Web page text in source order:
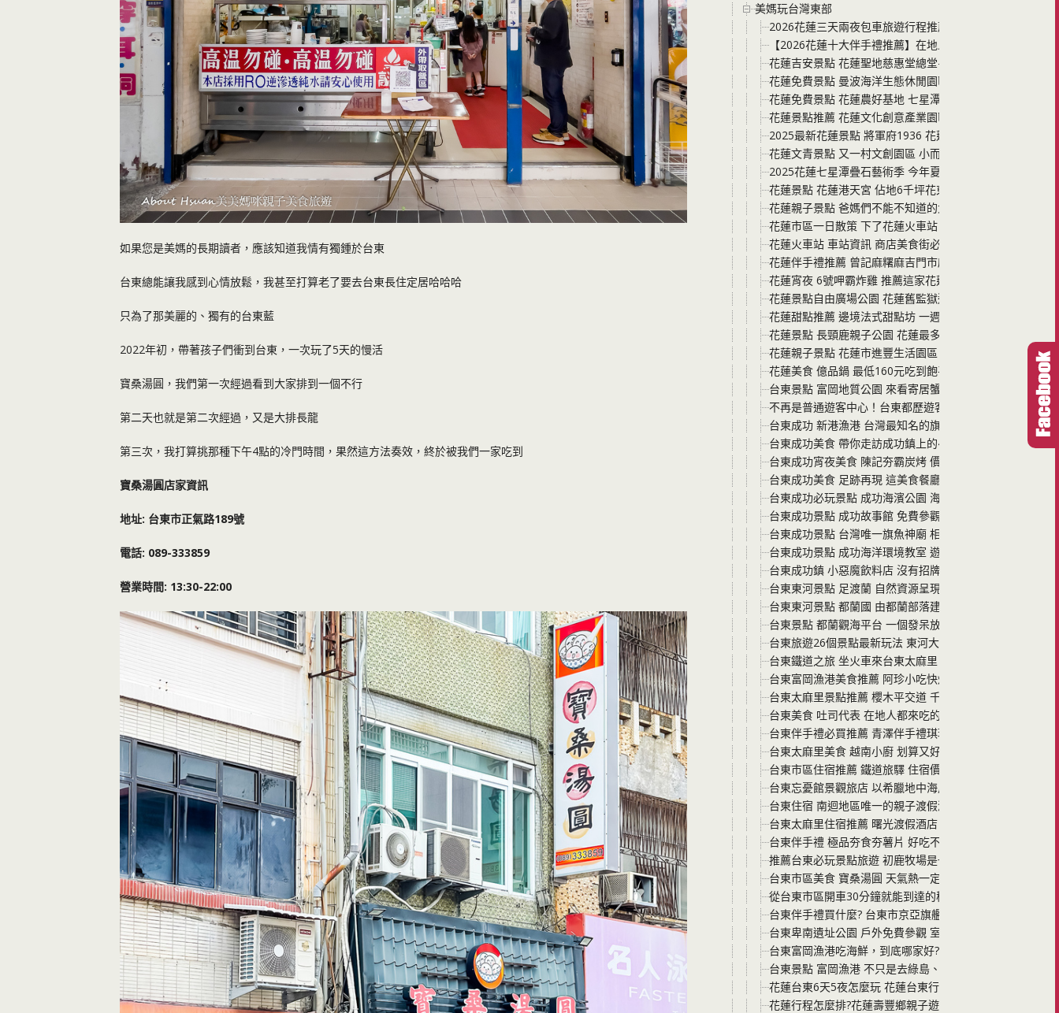
如果您是美媽的長期讀者，應該知道我情有獨鍾於台東
台東總能讓我感到心情放鬆，我甚至打算老了要去台東長住定居哈哈哈
只為了那美麗的、獨有的台東藍
2022年初，帶著孩子們衝到台東，一次玩了5天的慢活
寶桑湯圓，我們第一次經過看到大家排到一個不行
第二天也就是第二次經過，又是大排長龍
第三次，我打算挑那種下午4點的冷門時間，果然這方法奏效，終於被我們一家吃到
寶桑湯圓店家資訊
地址: 台東市正氣路189號
電話: 089-333859
營業時間: 13:30-22:00
美媽玩台灣東部
2026花蓮三天兩夜包車旅遊行程推薦 花蓮最夯新景點+撸
【2026花蓮十大伴手禮推薦】在地人激推10大必買名店，
花蓮吉安景點 花蓮聖地慈惠堂總堂-淵源堂 主祀瑤池金母
花蓮免費景點 曼波海洋生態休閒園區 曼波療癒花園與四八
花蓮免費景點 花蓮農好基地 七星潭營區改造變身 介紹農
花蓮景點推薦 花蓮文化創意產業園區結合花蓮流行音樂AI
2025最新花蓮景點 將軍府1936 花蓮免費景點超有誠意 大
花蓮文青景點 又一村文創園區 小而美的花蓮市挖寶文創聖
2025花蓮七星潭疊石藝術季 今年夏天就來浪漫一下 花蓮
花蓮景點 花蓮港天宮 佔地6千坪花東最大天上聖母廟 氣勢
花蓮親子景點 爸媽們不能不知道的太平洋公園 海景第一
花蓮市區一日散策 下了花蓮火車站，周邊哪些景點好吃好
花蓮火車站 車站資訊 商店美食街必吃美食餐廳 伴手禮都分
花蓮伴手禮推薦 曾記麻糬麻吉門市麻糬故事館 有好多口味
花蓮宵夜 6號呷霸炸雞 推薦這家花蓮鹽酥雞 料好實在價格
花蓮景點自由廣場公園 花蓮舊監獄遺跡 昭和時期建立的刑
花蓮甜點推薦 邊境法式甜點坊 一週只營業三天的療癒系法
花蓮景點 長頸鹿親子公園 花蓮最多長頸鹿的地方 快帶孩
花蓮親子景點 花蓮市進豐生活園區 一次玩兩座公園-貓頭
花蓮美食 億品鍋 最低160元吃到飽平價百元火鍋，還有自
台東景點 富岡地質公園 來看寄居蟹上演換殼秀
不再是普通遊客中心！台東都歷遊客中心，擁抱無敵海景
台東成功 新港漁港 台灣最知名的旗魚拍賣市場 選對時間來
台東成功美食 帶你走訪成功鎮上的4家當地人必買必吃的
台東成功宵夜美食 陳記夯霸炭烤 價格便宜又好吃
台東成功美食 足跡再現 這美食餐廳一定要來 大海旁邊吃
台東成功必玩景點 成功海濱公園 海洋環境教室 全台唯一
台東成功景點 成功故事館 免費參觀 了解更多成功鎮上人文
台東成功景點 台灣唯一旗魚神廟 相傳摸了旗魚就會心想事
台東成功景點 成功海洋環境教室 遊艇碼頭旁分享漁業知識
台東成功鎮 小惡魔飲料店 沒有招牌 只有當地人才知道的一
台東東河景點 足渡蘭 自然資源呈現出鄉村感的手作/手工
台東東河景點 都蘭國 由都蘭部落建立的資源整合與部落集
台東景點 都蘭觀海平台 一個發呆放空看海 夜晚看星星的
台東旅遊26個景點最新玩法 東河大風吹X成功人事電輔車
台東鐵道之旅 坐火車來台東太麻里 兩天一夜吃喝玩樂景點
台東富岡漁港美食推薦 阿珍小吃快炒 老闆客氣料理新鮮又
台東太麻里景點推薦 櫻木平交道 千禧曙光紀念園區(曙光
台東美食 吐司代表 在地人都來吃的美食 以熱壓吐司、鍋
台東伴手禮必買推薦 青澤伴手禮琪瑪酥鐵花館 免費試吃
台東太麻里美食 越南小廚 划算又好吃的美食料理 鄰近曙
台東市區住宿推薦 鐵道旅驛 住宿價格划算 部分房型還有
台東忘憂館景觀旅店 以希臘地中海風格打造 來悠閒的渡假
台東住宿 南迴地區唯一的親子渡假酒店 曙光渡假酒店 晚
台東太麻里住宿推薦 曙光渡假酒店 看日出曙光 太麻里看
台東伴手禮 極品夯食夯薯片 好吃不油膩 老闆為了寶貝女
推薦台東必玩景點旅遊 初鹿牧場是一定要去的 親子、情
台東市區美食 寶桑湯圓 天氣熱一定排隊 建議營業時間的
從台東市區開車30分鐘就能到達的秘境景點，更是台東親
台東伴手禮買什麼? 台東市京亞旗艦店 買自然又純粹結合
台東卑南遺址公園 戶外免費參觀 室內常設展認識卑南文化
台東富岡漁港吃海鮮，到底哪家好? Google評論4.5顆星的
台東景點 富岡漁港 不只是去綠島、蘭嶼的過繼站 也是看看
花蓮台東6天5夜怎麼玩 花蓮台東行程懶人包一次給您
花蓮行程怎麼排?花蓮壽豐鄉親子遊怎麼玩?一次收錄壽豐